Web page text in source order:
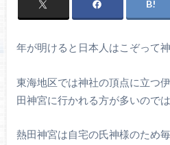
年が明けると日本人はこぞって
東海地区では神社の頂点に立つ
田神宮に行かれる方が多いので
熱田神宮は自宅の氏神様のため